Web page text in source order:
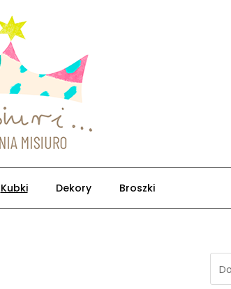
Kubki Dekory Broszki